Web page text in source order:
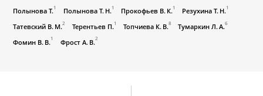
Полынова Т. 1 Полынова Т. Н. 1 Прокофьев В. К. 1 Резухина Т. Н. 1
Татевский В. М.2 Терентьев П. 1 Топчиева К. В.8 Тумаркин Л. А.6
Фомин В. В. 1 Фрост А. В.2